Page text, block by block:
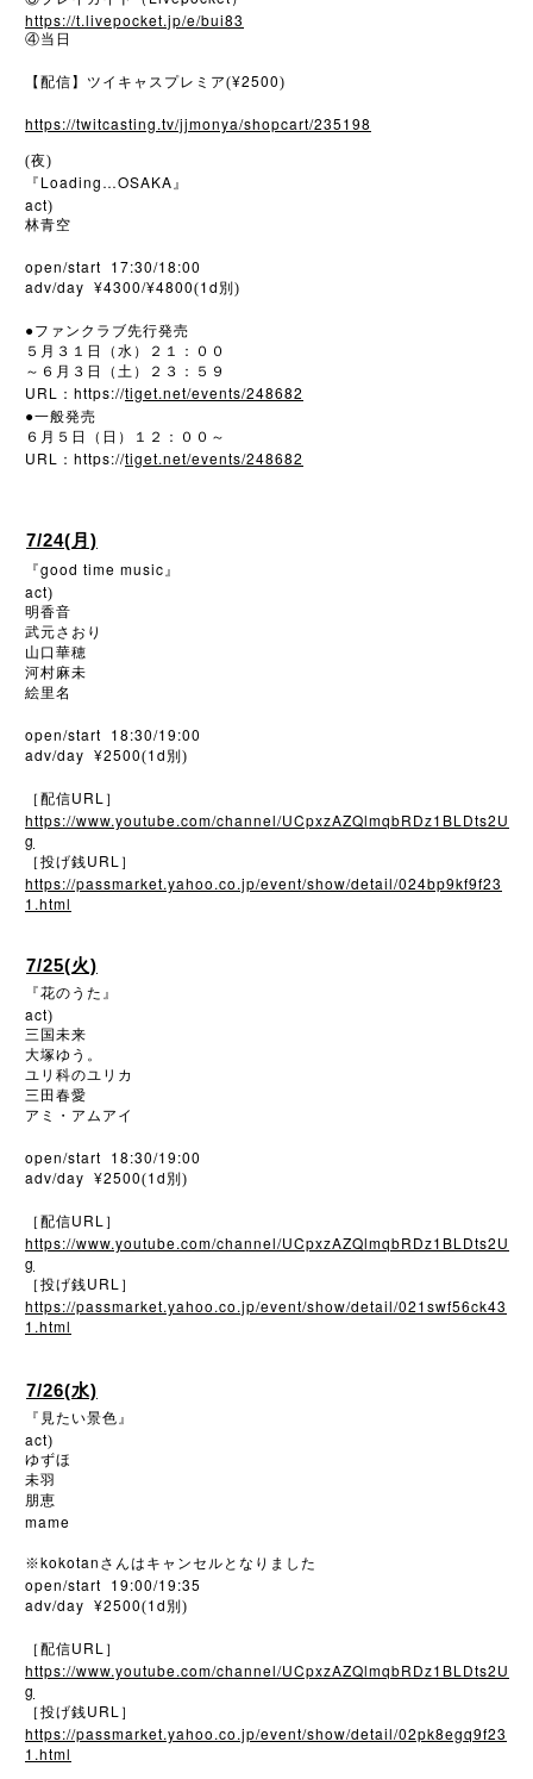
https://t.livepocket.jp/e/bui83
④当日
【配信】ツイキャスプレミア(¥2500)
https://twitcasting.tv/jjmonya/shopcart/235198
(夜)
『 Loading…OSAKA』
act)
林青空
open/start 17:30/18:00
adv/day ¥4300/¥4800(1d 別)
●ファンクラブ先行発売
５月３１日（水）２１：００
～６月３日（土）２３：５９
URL ： https://tiget.net/events/248682
●一般発売
６月５日（日）１２：００～
URL ： https://tiget.net/events/248682
7/24(月)
『good time music』
act)
明香音
武元さおり
山口華穂
河村麻未
絵里名
open/start 18:30/19:00
adv/day ¥2500(1d 別)
［配信URL ］
https://www.youtube.com/channel/UCpxzAZQlmqbRDz1BLDts2U
g
［投げ銭URL ］
https://passmarket.yahoo.co.jp/event/show/detail/024bp9kf9f23
1.html
7/25(火)
『花のうた』
act)
三国未来
大塚ゆう。
ユリ科のユリカ
三田春愛
アミ・アムアイ
open/start 18:30/19:00
adv/day ¥2500(1d 別)
［配信URL ］
https://www.youtube.com/channel/UCpxzAZQlmqbRDz1BLDts2U
g
［投げ銭URL ］
https://passmarket.yahoo.co.jp/event/show/detail/021swf56ck43
1.html
7/26(水)
『見たい景色』
act)
ゆずほ
未羽
朋恵
mame
※kokotan さんはキャンセルとなりました
open/start 19:00/19:35
adv/day ¥2500(1d 別)
［配信URL ］
https://www.youtube.com/channel/UCpxzAZQlmqbRDz1BLDts2U
g
［投げ銭URL ］
https://passmarket.yahoo.co.jp/event/show/detail/02pk8egq9f23
1.html